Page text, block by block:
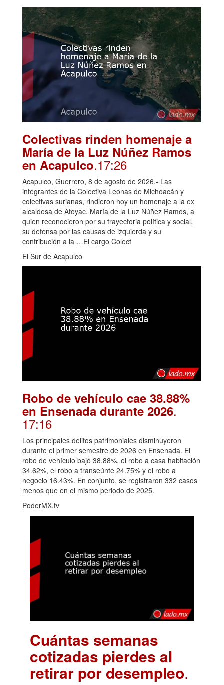
Colectivas rinden homenaje a
María de la Luz Núñez Ramos
en Acapulco.17:26
Acapulco, Guerrero, 8 de agosto de 2026.- Las
integrantes de la Colectiva Leonas de Michoacán y
colectivas surianas, rindieron hoy un homenaje a la ex
alcaldesa de Atoyac, María de la Luz Núñez Ramos, a
quien reconocieron por su trayectoria política y social,
su defensa por las causas de izquierda y su
contribución a la …El cargo Colect
El Sur de Acapulco
Robo de vehículo cae 38.88%
en Ensenada durante 2026.
17:16
Los principales delitos patrimoniales disminuyeron
durante el primer semestre de 2026 en Ensenada. El
robo de vehículo bajó 38.88%, el robo a casa habitación
34.62%, el robo a transeúnte 24.75% y el robo a
negocio 16.43%. En conjunto, se registraron 332 casos
menos que en el mismo periodo de 2025.
PoderMX.tv
Cuántas semanas
cotizadas pierdes al
retirar por desempleo.